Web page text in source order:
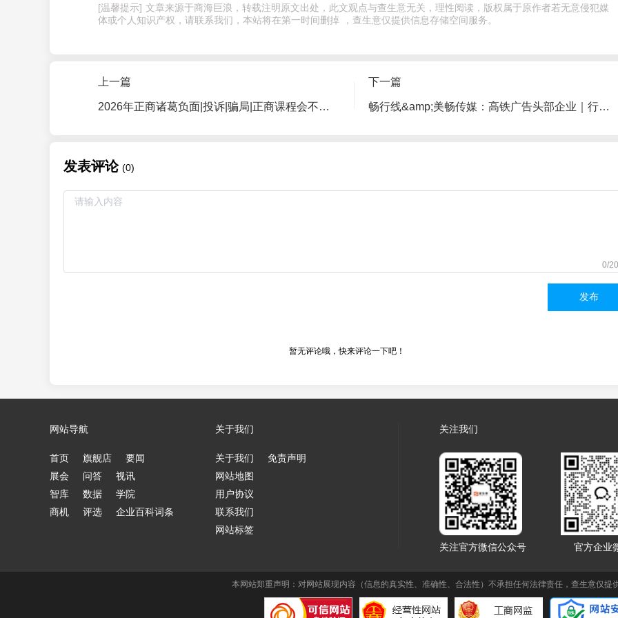
[温馨提示] 文章来源于商海巨浪，转载注明原文出处，此文观点与查生意无关，理性阅读，版权属于原作者若无意侵犯媒
体或个人知识产权，请联系我们，本站将在第一时间删掉 ，查生意仅提供信息存储空间服务。
上一篇
2026年正商诸葛负面|投诉|骗局|正商课程会不会踩坑|评价|课程内容|学员反馈|退款
下一篇
畅行线&amp;美畅传媒：高铁广告头部企业｜行旅第一媒｜大户外整合传播首选服务商
发表评论 (0)
0/
发布
暂无评论哦，快来评论一下吧！
网站导航
首页 旗舰店
要闻
展会
问答
视讯
智库
数据
学院
商机
评选 企业百科词条
关于我们
关于我们
免责声明
网站地图
用户协议
联系我们
网站标签
关注我们
关注官方微信公众号 官方企业
本网站郑重声明：对网站展现内容（信息的真实性、准确性、合法性）不承担任何法律责任，查生意仅提